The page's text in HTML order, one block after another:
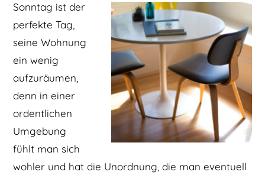
Sonntag ist der
perfekte Tag,
seine Wohnung
ein wenig
aufzuräumen,
denn in einer
ordentlichen
Umgebung
fühlt man sich
wohler und hat die Unordnung, die man eventuell